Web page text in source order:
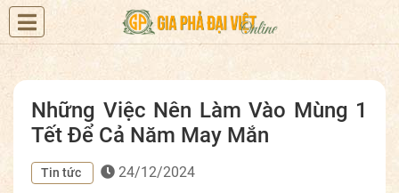
Những Việc Nên Làm Vào Mùng 1
Tết Để Cả Năm May Mắn
Tin tức 24/12/2024